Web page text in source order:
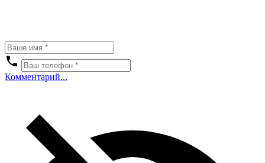
Комментарий...